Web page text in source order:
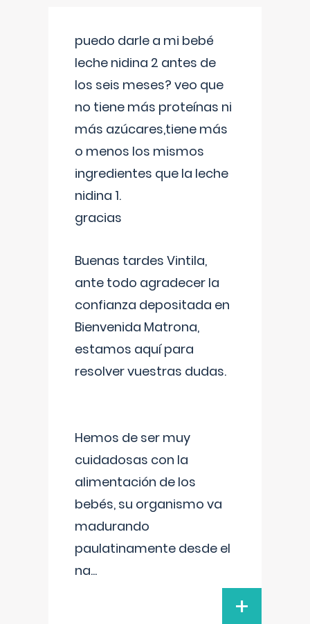
puedo darle a mi bebé
leche nidina 2 antes de
los seis meses? veo que
no tiene más proteínas ni
más azúcares,tiene más
o menos los mismos
ingredientes que la leche
nidina 1.
gracias
Buenas tardes Vintila,
ante todo agradecer la
confianza depositada en
Bienvenida Matrona,
estamos aquí para
resolver vuestras dudas.
Hemos de ser muy
cuidadosas con la
alimentación de los
bebés, su organismo va
madurando
paulatinamente desde el
na...
+